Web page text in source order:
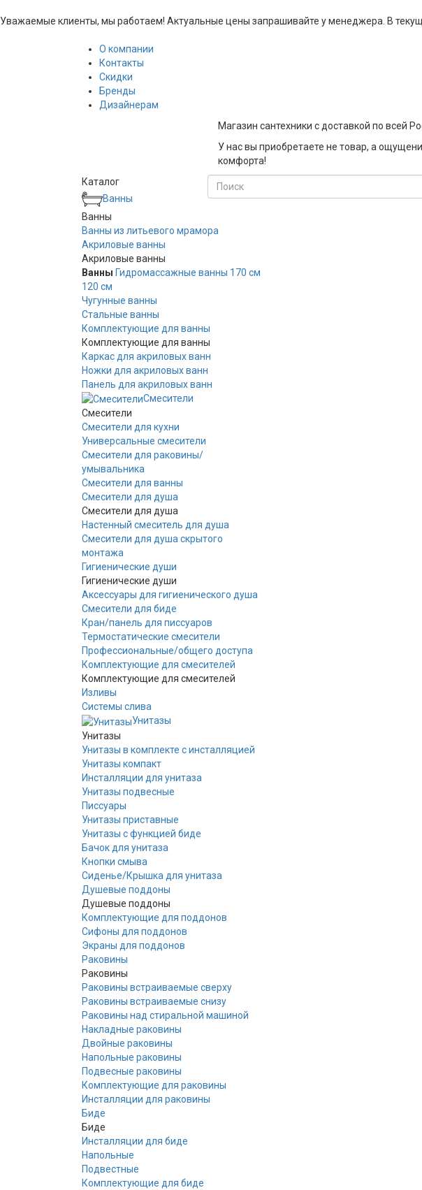
Уважаемые клиенты, мы работаем! Актуальные цены запрашивайте у менеджера. В
О компании
Контакты
Скидки
Бренды
Дизайнерам
Магазин сантехники с доставкой по всей
У нас вы приобретаете не товар, а
комфорта!
Каталог
Ванны
Ванны
Ванны из литьевого мрамора
Акриловые ванны
Акриловые ванны
Ванны Гидромассажные ванны 170 см
120 см
Чугунные ванны
Стальные ванны
Комплектующие для ванны
Комплектующие для ванны
Каркас для акриловых ванн
Ножки для акриловых ванн
Панель для акриловых ванн
Смесители
Смесители
Смесители для кухни
Универсальные смесители
Смесители для раковины/
умывальника
Смесители для ванны
Смесители для душа
Смесители для душа
Настенный смеситель для душа
Смесители для душа скрытого
монтажа
Гигиенические души
Гигиенические души
Аксессуары для гигиенического душа
Смесители для биде
Кран/панель для писсуаров
Термостатические смесители
Профессиональные/общего доступа
Комплектующие для смесителей
Комплектующие для смесителей
Изливы
Системы слива
Унитазы
Унитазы
Унитазы в комплекте с инсталляцией
Унитазы компакт
Инсталляции для унитаза
Унитазы подвесные
Писсуары
Унитазы приставные
Унитазы с функцией биде
Бачок для унитаза
Кнопки смыва
Сиденье/Крышка для унитаза
Душевые поддоны
Душевые поддоны
Комплектующие для поддонов
Сифоны для поддонов
Экраны для поддонов
Раковины
Раковины
Раковины встраиваемые сверху
Раковины встраиваемые снизу
Раковины над стиральной машиной
Накладные раковины
Двойные раковины
Напольные раковины
Подвесные раковины
Комплектующие для раковины
Инсталляции для раковины
Биде
Биде
Инсталляции для биде
Напольные
Подвестные
Комплектующие для биде